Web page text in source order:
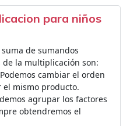
para niños
de sumandos
la multiplicación son:
cambiar el orden
el mismo producto.
agrupar los factores
obtendremos el